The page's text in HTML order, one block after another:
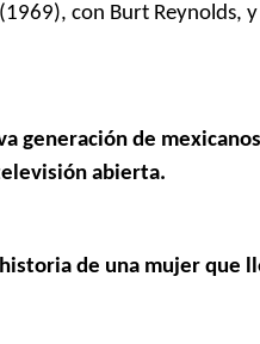
con Burt Reynolds,
generación de
abierta.
de una mujer que